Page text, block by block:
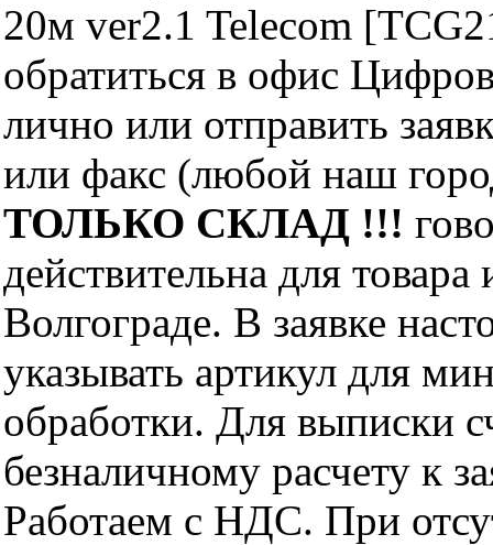
20м ver2.1 Telecom
обратиться в офис
лично или отправить
или факс (любой наш
ТОЛЬКО СКЛАД !!!
действительна для
Волгограде. В заявке
указывать артикул для
обработки. Для выписки
безналичному расчету к
Работаем с НДС. При